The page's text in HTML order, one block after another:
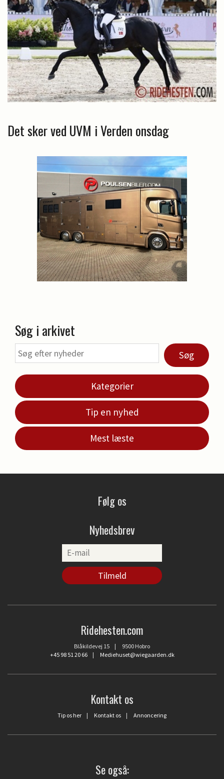
Det sker ved UVM i Verden onsdag
Søg i arkivet
Søg
Kategorier
Tip en nyhed
Mest læste
Følg os
Nyhedsbrev
Ridehesten.com
Blåkildevej 15 | 9500 Hobro
+45 98 51 20 66| Mediehuset@wiegaarden.dk
Kontakt os
Tip os her | Kontakt os | Annoncering
Se også: